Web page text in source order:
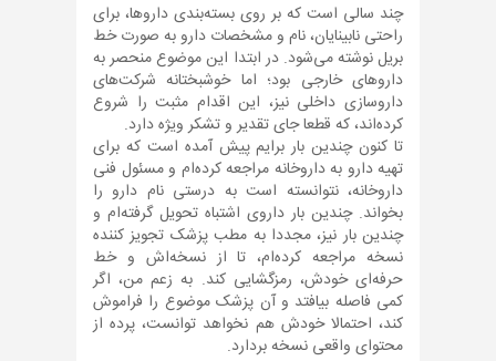
چند سالی است که بر روی بسته‌بندی داروها، برای
راحتی نابینایان، نام و مشخصات دارو به صورت خط
بریل نوشته می‌شود. در ابتدا این موضوع منحصر به
داروهای خارجی بود؛ اما خوشبختانه شرکت‌های
داروسازی داخلی نیز، این اقدام مثبت را شروع
کرده‌اند، که قطعا جای تقدیر و تشکر ویژه دارد.
تا کنون چندین بار برایم پیش آمده است که برای
تهیه دارو به داروخانه مراجعه کرده‌ام و مسئول فنی
داروخانه، نتوانسته است به درستی نام دارو را
بخواند. چندین بار داروی اشتباه تحویل گرفته‌ام و
چندین بار نیز، مجددا به مطب پزشک تجویز کننده
نسخه مراجعه کرده‌ام، تا از نسخه‌اش و خط
حرفه‌ای خودش، رمزگشایی کند. به زعم من، اگر
کمی فاصله بیافتد و آن پزشک موضوع را فراموش
کند، احتمالا خودش هم نخواهد توانست، پرده از
محتوای واقعی نسخه بردارد.